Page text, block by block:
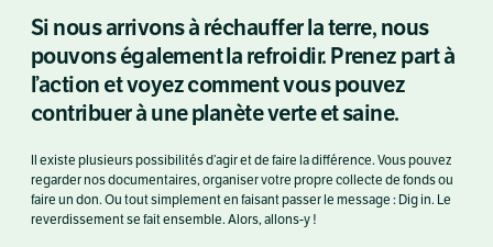
Si nous arrivons à réchauffer la terre, nous
pouvons également la refroidir. Prenez part à
l’action et voyez comment vous pouvez
contribuer à une planète verte et saine.
Il existe plusieurs possibilités d’agir et de faire la différence. Vous pouvez
regarder nos documentaires, organiser votre propre collecte de fonds ou
faire un don. Ou tout simplement en faisant passer le message : Dig in. Le
reverdissement se fait ensemble. Alors, allons-y !